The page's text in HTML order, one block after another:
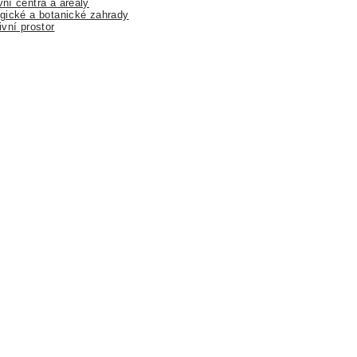
centra a areály
a botanické zahrady
prostor